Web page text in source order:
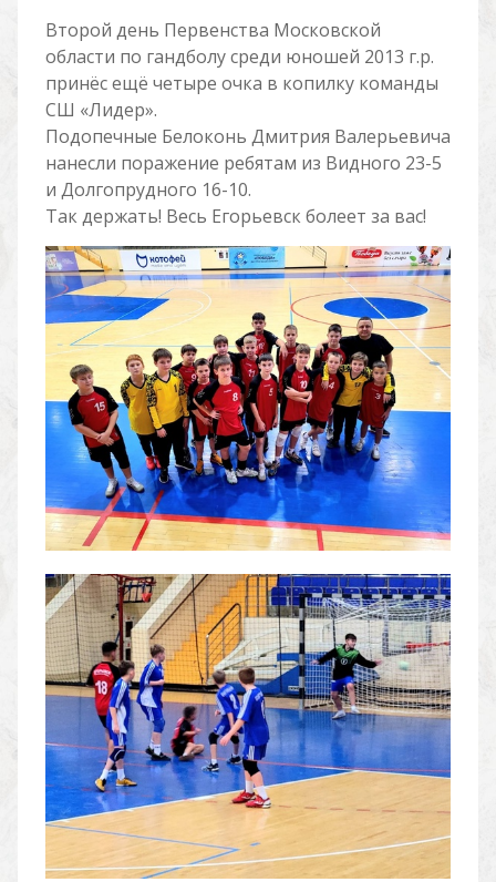
Второй день Первенства Московской
области по гандболу среди юношей 2013 г.р.
принёс ещё четыре очка в копилку команды
СШ «Лидер».
Подопечные Белоконь Дмитрия Валерьевича
нанесли поражение ребятам из Видного 23-5
и Долгопрудного 16-10.
Так держать! Весь Егорьевск болеет за вас!